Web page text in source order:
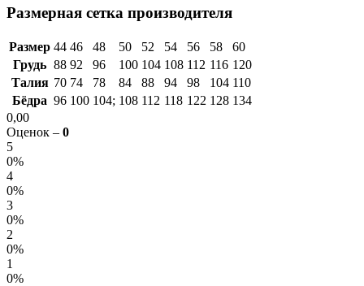
Размерная сетка производителя
Размер 44 46 48 50 52 54 56 58
60
Грудь 88 92 96 100 104 108 112 116 120
Талия 70 74 78 84 88 94 98 104 110
Бёдра 96 100 104; 108 112 118 122 128 134
0,00
Оценок – 0
5
0%
4
0%
3
0%
2
0%
1
0%